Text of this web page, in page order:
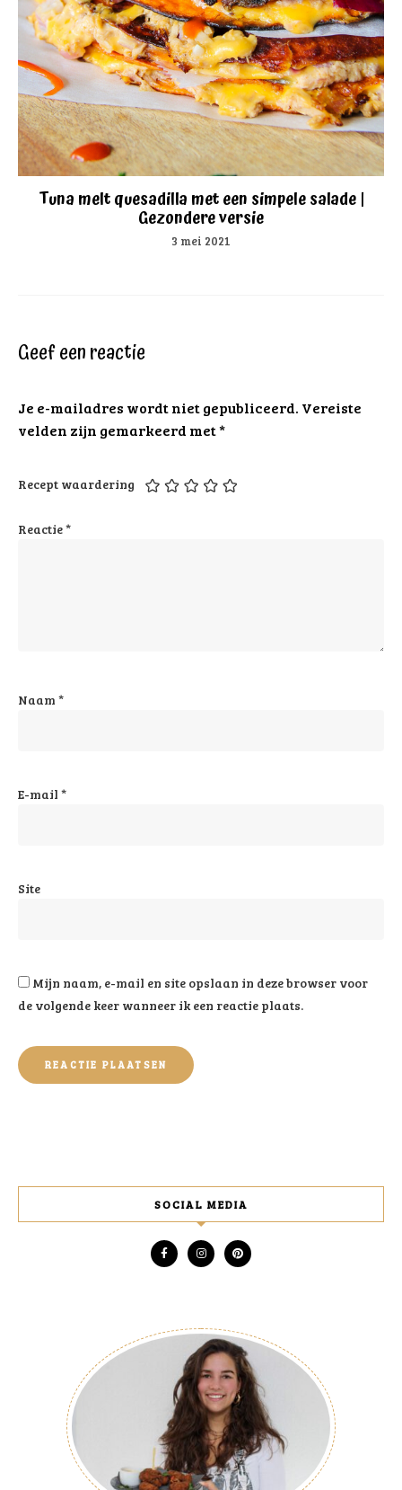
Tuna melt quesadilla met een simpele salade |
Gezondere versie
3 mei 2021
Geef een reactie
Je e-mailadres wordt niet gepubliceerd. Vereiste
velden zijn gemarkeerd met*
Recept waardering
Reactie*
Naam *
E-mail *
Site
Mijn naam, e-mail en site opslaan in deze browser voor
de volgende keer wanneer ik een reactie plaats.
SOCIAL MEDIA